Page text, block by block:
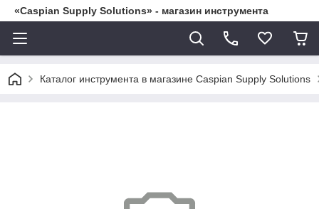
«Caspian Supply Solutions» - магазин инструмента
Каталог инструмента в магазине Caspian Supply Solutions